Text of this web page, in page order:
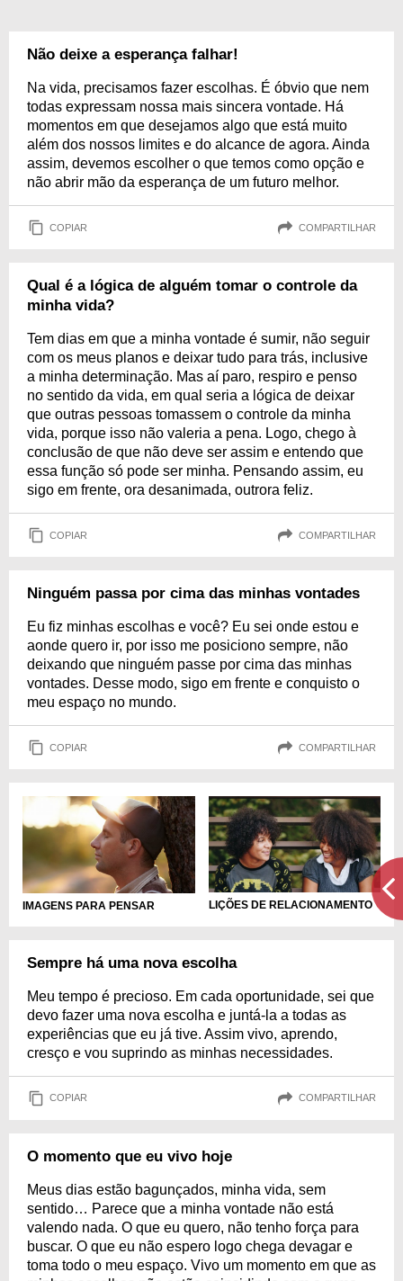
Não deixe a esperança falhar!
Na vida, precisamos fazer escolhas. É óbvio que nem
todas expressam nossa mais sincera vontade. Há
momentos em que desejamos algo que está muito
além dos nossos limites e do alcance de agora. Ainda
assim, devemos escolher o que temos como opção e
não abrir mão da esperança de um futuro melhor.
COPIAR COMPARTILHAR
Qual é a lógica de alguém tomar o controle da
minha vida?
Tem dias em que a minha vontade é sumir, não seguir
com os meus planos e deixar tudo para trás, inclusive
a minha determinação. Mas aí paro, respiro e penso
no sentido da vida, em qual seria a lógica de deixar
que outras pessoas tomassem o controle da minha
vida, porque isso não valeria a pena. Logo, chego à
conclusão de que não deve ser assim e entendo que
essa função só pode ser minha. Pensando assim, eu
sigo em frente, ora desanimada, outrora feliz.
COPIAR COMPARTILHAR
Ninguém passa por cima das minhas vontades
Eu fiz minhas escolhas e você? Eu sei onde estou e
aonde quero ir, por isso me posiciono sempre, não
deixando que ninguém passe por cima das minhas
vontades. Desse modo, sigo em frente e conquisto o
meu espaço no mundo.
COPIAR COMPARTILHAR
IMAGENS PARA PENSAR LIÇÕES DE RELACIONAMENTO
Sempre há uma nova escolha
Meu tempo é precioso. Em cada oportunidade, sei que
devo fazer uma nova escolha e juntá-la a todas as
experiências que eu já tive. Assim vivo, aprendo,
cresço e vou suprindo as minhas necessidades.
COPIAR COMPARTILHAR
O momento que eu vivo hoje
Meus dias estão bagunçados, minha vida, sem
sentido… Parece que a minha vontade não está
valendo nada. O que eu quero, não tenho força para
buscar. O que eu não espero logo chega devagar e
toma todo o meu espaço. Vivo um momento em que as